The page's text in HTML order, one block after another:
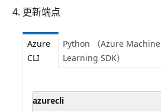
更新端点
Azure
CLI
Python （Azure Machine
Learning SDK）
azurecli